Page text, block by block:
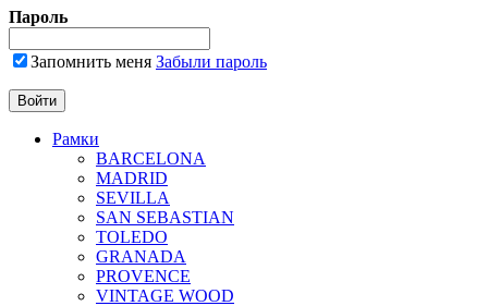
Пароль
Запомнить меня Забыли пароль
Рамки
BARCELONA
MADRID
SEVILLA
SAN SEBASTIAN
TOLEDO
GRANADA
PROVENCE
VINTAGE WOOD